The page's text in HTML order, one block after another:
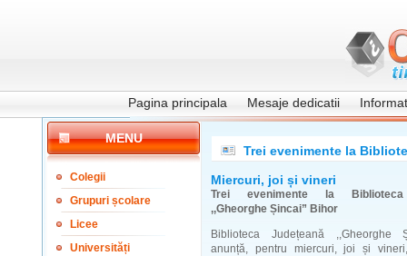
Pagina principala Mesaje dedicatii
MENU
Colegii
Grupuri școlare
Licee
Universități
Trei evenimente la
Miercuri, joi și vineri
Trei evenimente la Biblioteca
,,Gheorghe Șincai” Bihor
Biblioteca Județeană ,,Gheorghe
anunță, pentru miercuri, joi și